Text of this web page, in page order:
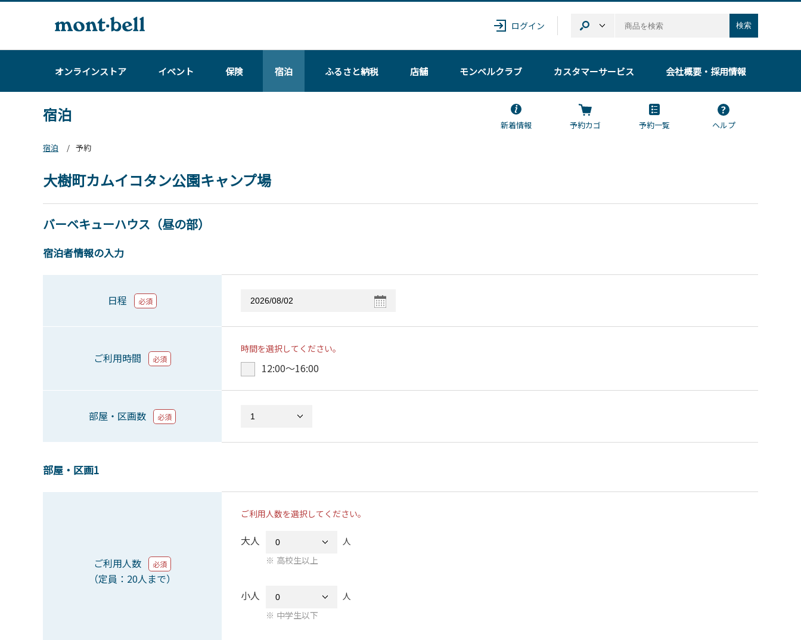
ログイン 検索
オンラインストア イベント 保険 宿泊 ふるさと納税 店舗 モンベルクラブ カスタマーサービス 会社概要・採用情報
宿泊
新着情報 予約カゴ 予約一覧
ヘルプ
宿泊
予約
大樹町カムイコタン公園キャンプ場
バーベキューハウス（昼の部）
宿泊者情報の入力
日程 必須
ご利用時間 必須
時間を選択してください。
12:00〜16:00
部屋・区画数 必須
部屋・区画1
ご利用人数 必須
（定員：20人まで）
ご利用人数を選択してください。
大人
人
高校生以上
小人
人
中学生以下